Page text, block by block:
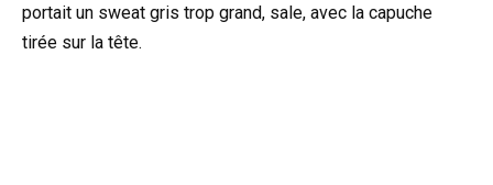
portait un sweat gris trop grand, sale, avec la capuche
tirée sur la tête.